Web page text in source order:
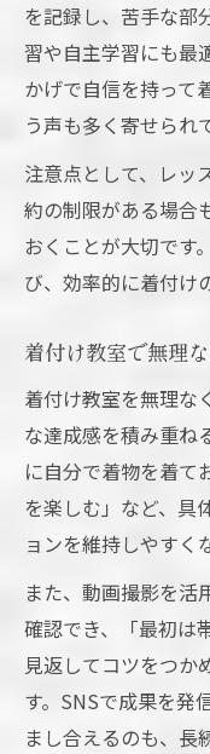
を記録し、苦手な部
習や自主学習にも最
かげで自信を持って
う声も多く寄せられ
注意点として、レッ
約の制限がある場合
おくことが大切です
び、効率的に着付け
着付け教室で無理
着付け教室を無理な
な達成感を積み重ね
に自分で着物を着て
を楽しむ」など、具
ョンを維持しやすく
また、動画撮影を活
確認でき、「最初は
見返してコツをつか
す。SNSで成果を発
まし合えるのも、長